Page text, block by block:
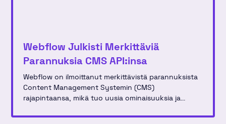
Webflow Julkisti Merkittäviä
Parannuksia CMS API:insa
Webflow on ilmoittanut merkittävistä parannuksista
Content Management Systemin (CMS)
rajapintaansa, mikä tuo uusia ominaisuuksia ja
hallinnoivat verkkosivustoja käyttäen tätä alustaa.